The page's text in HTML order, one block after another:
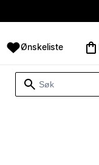
Ønskeliste